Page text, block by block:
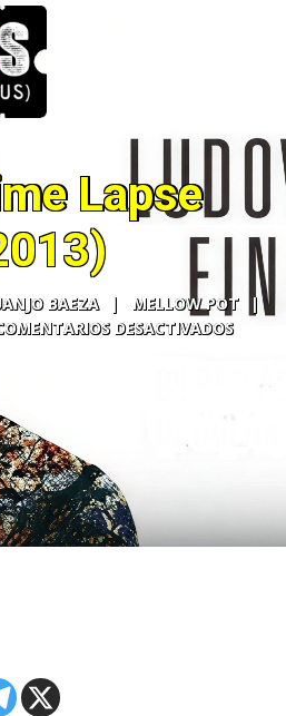
Lapse
BAEZA
MELLOW POT
DESACTIVADOS